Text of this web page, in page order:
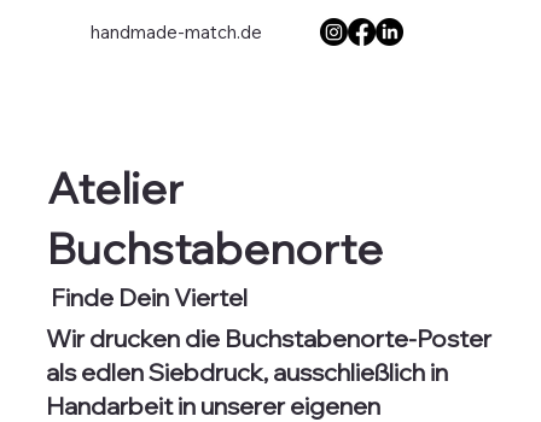
handmade-match.de
Atelier
Buchstabenorte
Finde Dein Viertel
Wir drucken die Buchstabenorte-Poster
als edlen Siebdruck, ausschließlich in
Handarbeit in unserer eigenen